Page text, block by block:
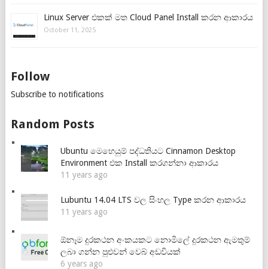
Linux Server එකක් මත Cloud Panel Install කරන ආකාරය
October 11, 2025
Follow
Subscribe to notifications
Random Posts
Ubuntu මෙහෙයුම් පද්ධතියට Cinnamon Desktop
Environment එක Install කරගන්නා ආකාරය
11 years ago
Lubuntu 14.04 LTS වල සිංහල Type කරන ආකාරය
11 years ago
ඕනෑම දුරකථන අංකයකට නොමිලේ දුරකථන ඇමතුම්
ලබා ගන්න පුළුවන් වෙබ් අඩවියක්
6 years ago